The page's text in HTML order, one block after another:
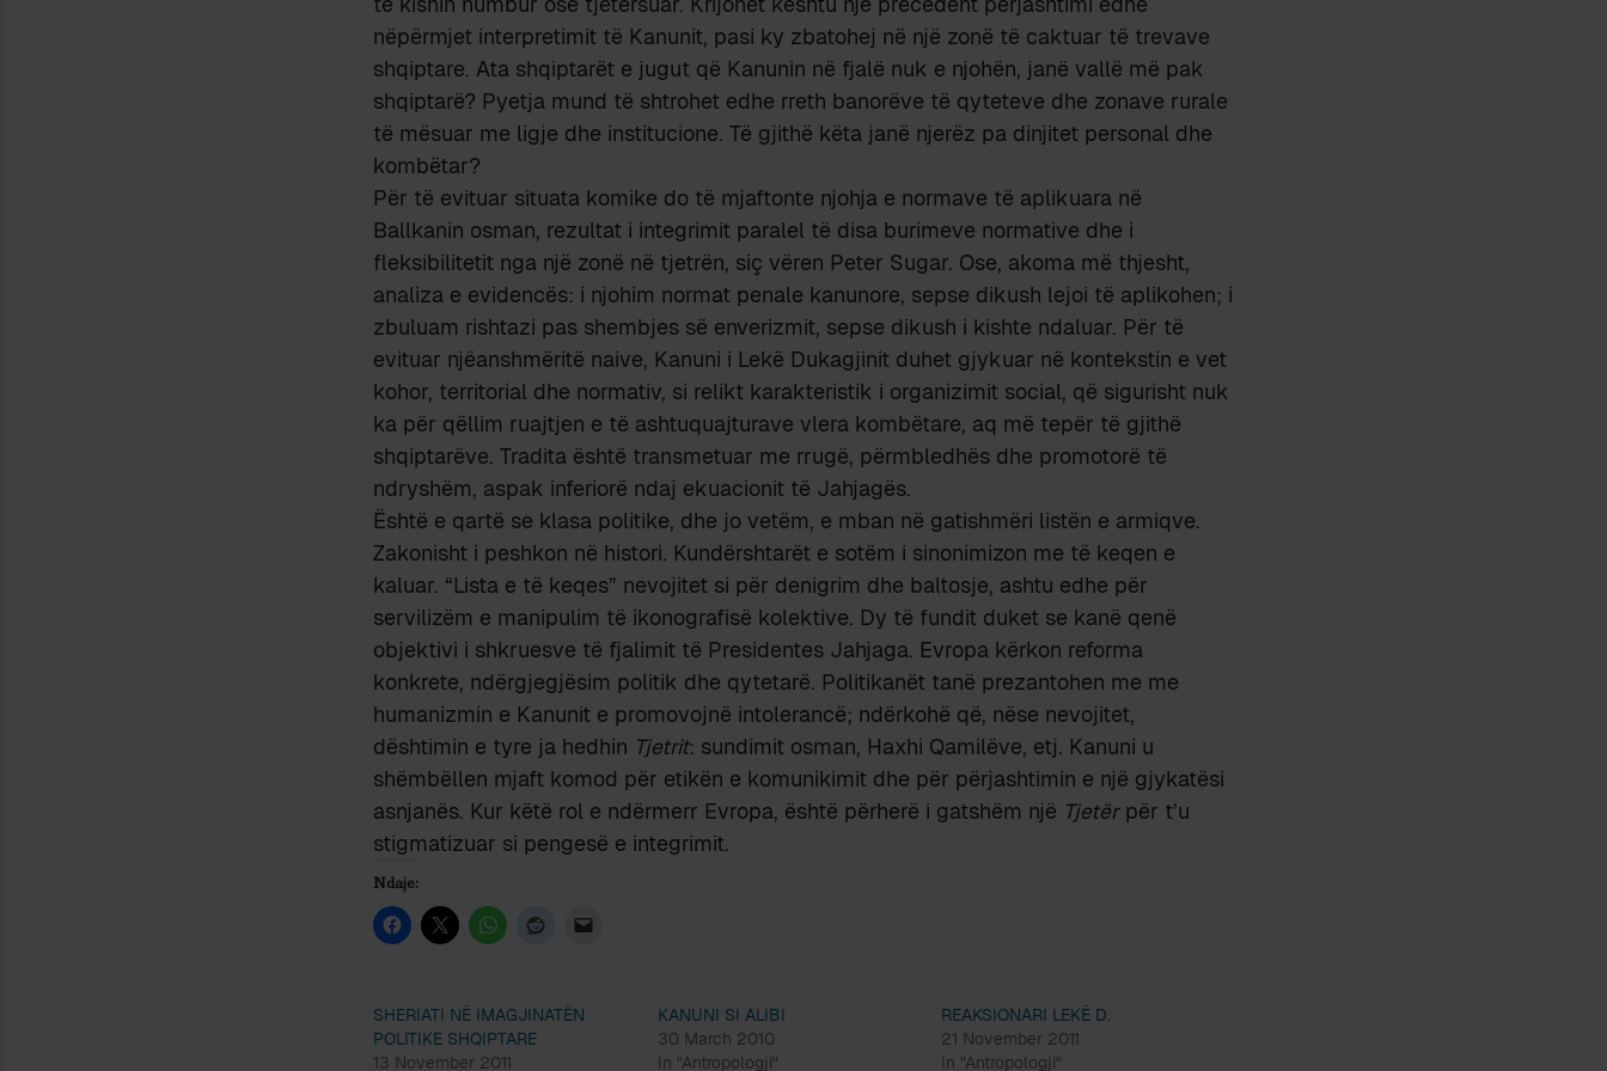
nëpërmjet interpretimit të Kanunit, pasi ky zbatohej në një zonë të caktuar të trevave
shqiptare. Ata shqiptarët e jugut që Kanunin në fjalë nuk e njohën, janë vallë më pak
shqiptarë? Pyetja mund të shtrohet edhe rreth banorëve të qyteteve dhe zonave rurale
të mësuar me ligje dhe institucione. Të gjithë këta janë njerëz pa dinjitet personal dhe
kombëtar?
Për të evituar situata komike do të mjaftonte njohja e normave të aplikuara në
Ballkanin osman, rezultat i integrimit paralel të disa burimeve normative dhe i
fleksibilitetit nga një zonë në tjetrën, siç vëren Peter Sugar. Ose, akoma më thjesht,
analiza e evidencës: i njohim normat penale kanunore, sepse dikush lejoi të aplikohen; i
zbuluam rishtazi pas shembjes së enverizmit, sepse dikush i kishte ndaluar. Për të
evituar njëanshmëritë naive, Kanuni i Lekë Dukagjinit duhet gjykuar në kontekstin e vet
kohor, territorial dhe normativ, si relikt karakteristik i organizimit social, që sigurisht nuk
ka për qëllim ruajtjen e të ashtuquajturave vlera kombëtare, aq më tepër të gjithë
shqiptarëve. Tradita është transmetuar me rrugë, përmbledhës dhe promotorë të
ndryshëm, aspak inferiorë ndaj ekuacionit të Jahjagës.
Është e qartë se klasa politike, dhe jo vetëm, e mban në gatishmëri listën e armiqve.
Zakonisht i peshkon në histori. Kundërshtarët e sotëm i sinonimizon me të keqen e
kaluar. “Lista e të keqes” nevojitet si për denigrim dhe baltosje, ashtu edhe për
servilizëm e manipulim të ikonografisë kolektive. Dy të fundit duket se kanë qenë
objektivi i shkruesve të fjalimit të Presidentes Jahjaga. Evropa kërkon reforma
konkrete, ndërgjegjësim politik dhe qytetarë. Politikanët tanë prezantohen me me
humanizmin e Kanunit e promovojnë intolerancë; ndërkohë që, nëse nevojitet,
dështimin e tyre ja hedhin Tjetrit: sundimit osman, Haxhi Qamilëve, etj. Kanuni u
shëmbëllen mjaft komod për etikën e komunikimit dhe për përjashtimin e një gjykatësi
asnjanës. Kur këtë rol e ndërmerr Evropa, është përherë i gatshëm një Tjetërpër t’u
stigmatizuar si pengesë e integrimit.
Ndaje:
SHERIATI NË IMAGJINATËN
POLITIKE SHQIPTARE
13 November 2011
KANUNI SI ALIBI
30 March 2010
In "Antropologji"
REAKSIONARI LEKË D.
21 November 2011
In "Antropologji"